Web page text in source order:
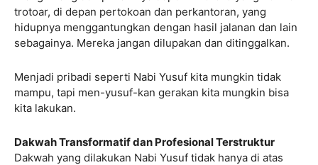
trotoar, di depan pertokoan dan perkantoran, yang
hidupnya menggantungkan dengan hasil jalanan dan lain
sebagainya. Mereka jangan dilupakan dan ditinggalkan.
Menjadi pribadi seperti Nabi Yusuf kita mungkin tidak
mampu, tapi men-yusuf-kan gerakan kita mungkin bisa
kita lakukan.
Dakwah Transformatif dan Profesional Terstruktur
Dakwah yang dilakukan Nabi Yusuf tidak hanya di atas